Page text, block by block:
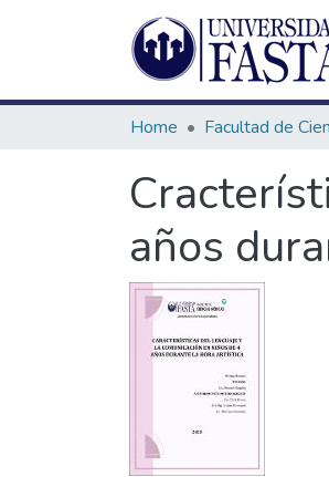
Home
años